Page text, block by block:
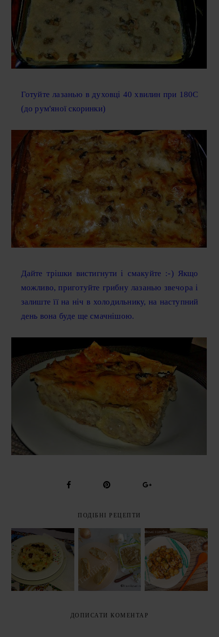
Готуйте лазанью в духовці 40 хвилин при 180С
(до рум'яної скоринки)
Дайте трішки вистигнути і смакуйте :-) Якщо
можливо, приготуйте грибну лазанью звечора і
залиште її на ніч в холодильнику, на наступний
день вона буде ще смачнішою.
ПОДІБНІ РЕЦЕПТИ
РІЗОТТО З
ГРИБАМИ
(RISOTTO AI
FUNGHI)
ПЕЧІНКОВИЙ
ПАШТЕТ З
ГРИБАМИ
САЛАТ З
КВАСОЛЕЮ,
МОРКВОЮ І
МАРИНОВАНИ
МИ
ПЕЧЕРИЦЯМИ
ДОПИСАТИ КОМЕНТАР